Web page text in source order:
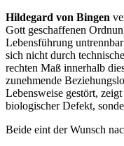
Hildegard von Bingen
Gott geschaffenen
Lebensführung
sich nicht durch
rechten Maß innerhalb
zunehmende
Lebensweise gestört,
biologischer Defekt,
Beide eint der Wunsch